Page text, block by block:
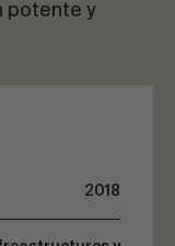
potente y
de
presenta
que
2018